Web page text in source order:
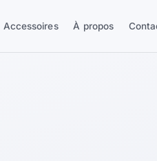
Accessoires À propos